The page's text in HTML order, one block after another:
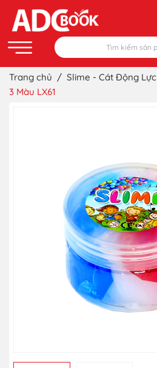
Trang chủ / Slime - Cát Động Lực
3 Màu LX61